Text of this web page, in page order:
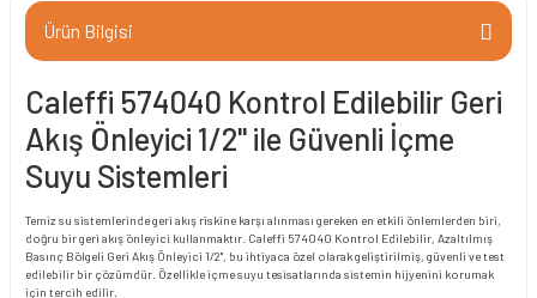
Ürün Bilgisi
Caleffi 574040 Kontrol Edilebilir Geri
Akış Önleyici 1/2" ile Güvenli İçme
Suyu Sistemleri
Temiz su sistemlerinde geri akış riskine karşı alınması gereken en etkili önlemlerden biri,
doğru bir geri akış önleyici kullanmaktır. Caleffi 574040 Kontrol Edilebilir, Azaltılmış
Basınç Bölgeli Geri Akış Önleyici 1/2", bu ihtiyaca özel olarak geliştirilmiş, güvenli ve test
edilebilir bir çözümdür. Özellikle içme suyu tesisatlarında sistemin hijyenini korumak
için tercih edilir.